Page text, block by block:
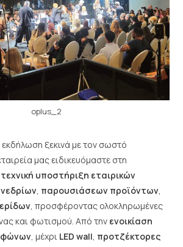
oplus_2
εκδήλωση ξεκινά με τον σωστό
μας ειδικευόμαστε στη
υποστήριξη εταιρικών
, παρουσιάσεων προϊόντων,
, προσφέροντας ολοκληρωμένες
και φωτισμού. Από την ενοικίαση
, μέχρι LED wall, προτζέκτορες